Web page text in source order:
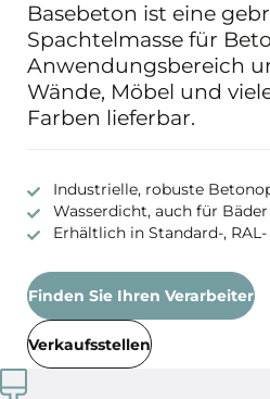
Basebeton ist eine
Spachtelmasse für
Anwendungsbereich
Wände, Möbel und
Farben lieferbar.
Industrielle, robuste
Wasserdicht, auch für
Erhältlich in Standard-,
Finden Sie Ihren Verarbeiter
Verkaufsstellen